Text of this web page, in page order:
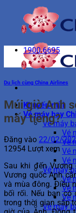
Khuyến mãi
Vé máy bay
Vé máy
Vé
Vé
Vé
Vé
Vé máy
Vé
Vé
Vé
Vé máy
1900 6695
Du lịch cùng China Airlines
Múi giờ Anh
mấy tiếng?
Đăng vào 22/02/
12954 Lượt xem
Sau khi đến Vương
Vương quốc Anh
và mùa đông. Điều
bối rối. Nếu bạn
trong thời gian sắp